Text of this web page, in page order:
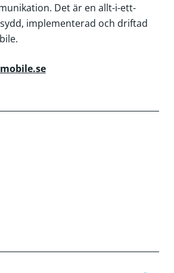
Det är en allt-i-ett-
implementerad och driftad